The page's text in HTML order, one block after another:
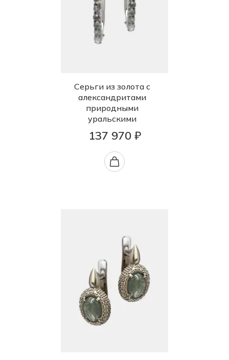
Серьги из золота с
александритами
природными
уральскими
137 970 ₽